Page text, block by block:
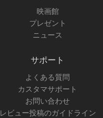
映画館
プレゼント
ニュース
サポート
よくある質問
カスタマサポート
お問い合わせ
レビュー投稿のガイドライン